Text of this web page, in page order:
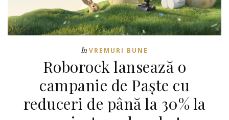
În VREMURI BUNE
Roborock lansează o
campanie de Paște cu
reduceri de până la 30% la